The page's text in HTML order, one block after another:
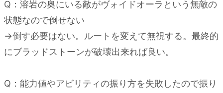
Q：溶岩の奥にいる敵がヴォイドオーラという無敵の
状態なので倒せない
→倒す必要はない。ルートを変えて無視する。最終的
にブラッドストーンが破壊出来れば良い。
Q：能力値やアビリティの振り方を失敗したので振り